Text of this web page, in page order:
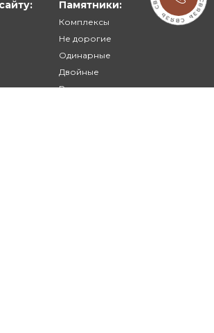
Памятники:
Комплексы
Не дорогие
Одинарные
Двойные
Резные